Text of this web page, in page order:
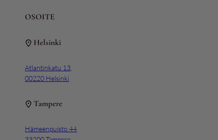
OSOITE
Helsinki
Atlantinkatu 13,
00220 Helsinki
Tampere
Hämeenpuisto 44